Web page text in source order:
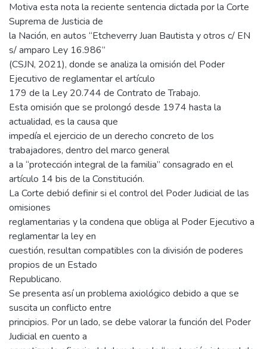
Motiva esta nota la reciente sentencia dictada por la Corte
Suprema de Justicia de
la Nación, en autos “Etcheverry Juan Bautista y otros c/ EN
s/ amparo Ley 16.986”
(CSJN, 2021), donde se analiza la omisión del Poder
Ejecutivo de reglamentar el artículo
179 de la Ley 20.744 de Contrato de Trabajo.
Esta omisión que se prolongó desde 1974 hasta la
actualidad, es la causa que
impedía el ejercicio de un derecho concreto de los
trabajadores, dentro del marco general
a la “protección integral de la familia” consagrado en el
artículo 14 bis de la Constitución.
La Corte debió definir si el control del Poder Judicial de las
omisiones
reglamentarias y la condena que obliga al Poder Ejecutivo a
reglamentar la ley en
cuestión, resultan compatibles con la división de poderes
propios de un Estado
Republicano.
Se presenta así un problema axiológico debido a que se
suscita un conflicto entre
principios. Por un lado, se debe valorar la función del Poder
Judicial en cuento a